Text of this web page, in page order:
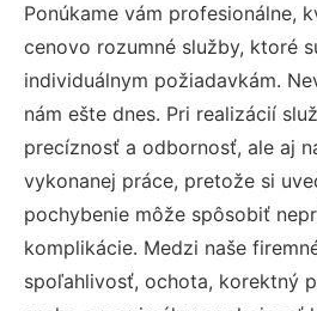
Ponúkame vám profesionálne,
cenovo rozumné služby, ktoré
individuálnym požiadavkám.
nám ešte dnes. Pri realizácií
precíznosť a odbornosť, ale aj
vykonanej práce, pretože si
pochybenie môže spôsobiť
komplikácie. Medzi naše
spoľahlivosť, ochota, korektný